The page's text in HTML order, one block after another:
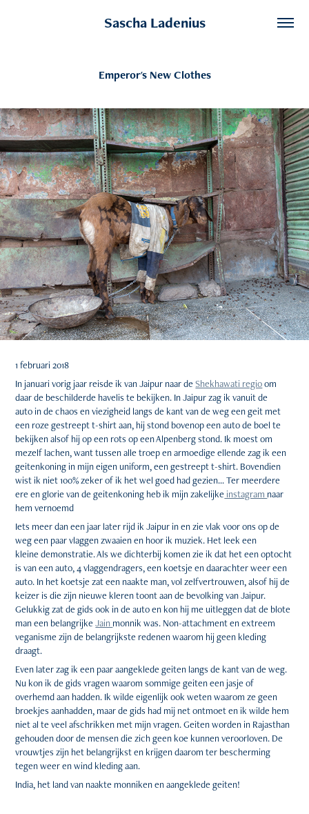
Sascha Ladenius
Emperor's New Clothes
1 februari 2018
In januari vorig jaar reisde ik van Jaipur naar deShekhawati regioom
daar de beschilderde havelis te bekijken. In Jaipur zag ik vanuit de
auto in de chaos en viezigheid langs de kant van de weg een geit met
een roze gestreept t-shirt aan, hij stond bovenop een auto de boel te
bekijken alsof hij op een rots op een Alpenberg stond. Ik moest om
mezelf lachen, want tussen alle troep en armoedige ellende zag ik een
geitenkoning in mijn eigen uniform, een gestreept t-shirt. Bovendien
wist ik niet 100% zeker of ik het wel goed had gezien... Ter meerdere
ere en glorie van de geitenkoning heb ik mijn zakelijke instagram naar
hem vernoemd
Iets meer dan een jaar later rijd ik Jaipur in en zie vlak voor ons op de
weg een paar vlaggen zwaaien en hoor ik muziek. Het leek een
kleine demonstratie. Als we dichterbij komen zie ik dat het een optocht
is van een auto, 4 vlaggendragers, een koetsje en daarachter weer een
auto. In het koetsje zat een naakte man, vol zelfvertrouwen, alsof hij de
keizer is die zijn nieuwe kleren toont aan de bevolking van Jaipur.
Gelukkig zat de gids ook in de auto en kon hij me uitleggen dat de blote
man een belangrijkeJain monnik was. Non-attachment en extreem
veganisme zijn de belangrijkste redenen waarom hij geen kleding
draagt.
Even later zag ik een paar aangeklede geiten langs de kant van de weg.
Nu kon ik de gids vragen waarom sommige geiten een jasje of
overhemd aan hadden. Ik wilde eigenlijk ook weten waarom ze geen
broekjes aanhadden, maar de gids had mij net ontmoet en ik wilde hem
niet al te veel afschrikken met mijn vragen. Geiten worden in Rajasthan
gehouden door de mensen die zich geen koe kunnen veroorloven. De
vrouwtjes zijn het belangrijkst en krijgen daarom ter bescherming
tegen weer en wind kleding aan.
India, het land van naakte monniken en aangeklede geiten!